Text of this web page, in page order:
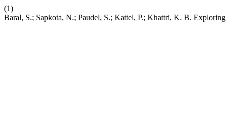
(1)
Baral, S.; Sapkota, N.; Paudel, S.; Kattel, P.; Khattri, K. B.